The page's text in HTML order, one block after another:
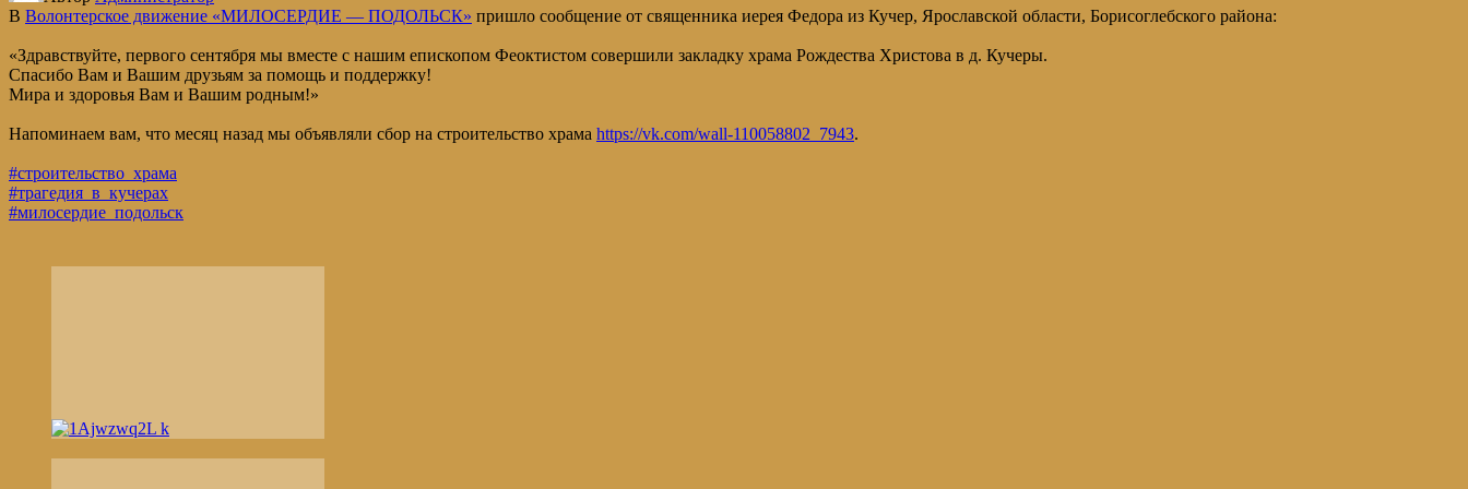
В Волонтерское движение «МИЛОСЕРДИЕ — ПОДОЛЬСК» пришло сообщение от священника иерея Федора из Кучер, Ярославской области, Борисоглебского района:
«Здравствуйте, первого сентября мы вместе с нашим епископом Феоктистом совершили закладку храма Рождества Христова в д. Кучеры.
Спасибо Вам и Вашим друзьям за помощь и поддержку!
Мира и здоровья Вам и Вашим родным!»
Напоминаем вам, что месяц назад мы объявляли сбор на строительство храма https://vk.com/wall-110058802_7943.
#строительство_храма
#трагедия_в_кучерах
#милосердие_подольск